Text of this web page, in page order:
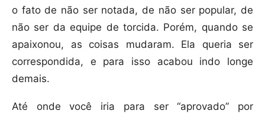
o fato de não ser notada, de não ser popular, de
não ser da equipe de torcida. Porém, quando se
apaixonou, as coisas mudaram. Ela queria ser
correspondida, e para isso acabou indo longe
demais.
Até onde você iria para ser “aprovado” por